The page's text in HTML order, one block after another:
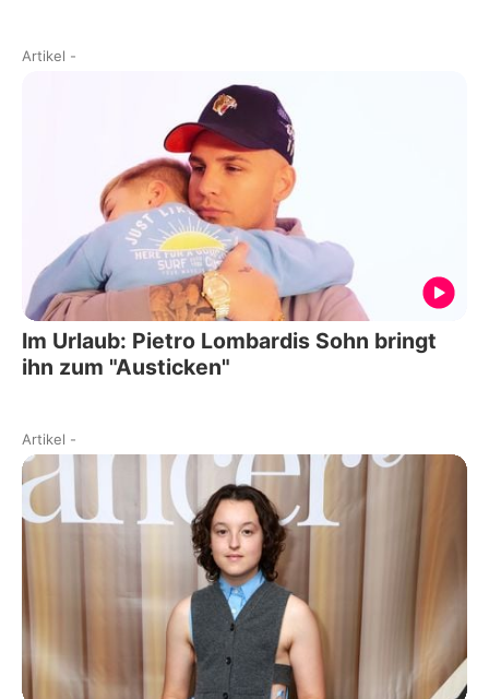
Artikel -
Im Urlaub: Pietro Lombardis Sohn bringt
ihn zum "Austicken"
Artikel -